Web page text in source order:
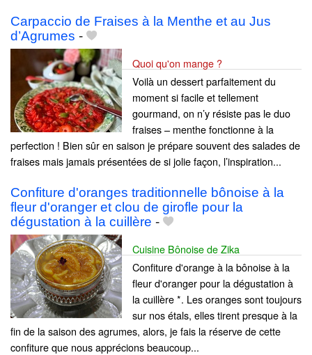
Carpaccio de Fraises à la Menthe et au Jus
d’Agrumes -
Quoi qu'on mange ?
Voilà un dessert parfaitement du
moment si facile et tellement
gourmand, on n’y résiste pas le duo
fraises – menthe fonctionne à la
perfection ! Bien sûr en saison je prépare souvent des salades de
fraises mais jamais présentées de si jolie façon, l’inspiration...
Confiture d'oranges traditionnelle bônoise à la
fleur d'oranger et clou de girofle pour la
dégustation à la cuillère -
Cuisine Bônoise de Zika
Confiture d'orange à la bônoise à la
fleur d'oranger pour la dégustation à
la cuillère *. Les oranges sont toujours
sur nos étals, elles tirent presque à la
fin de la saison des agrumes, alors, je fais la réserve de cette
confiture que nous apprécions beaucoup...